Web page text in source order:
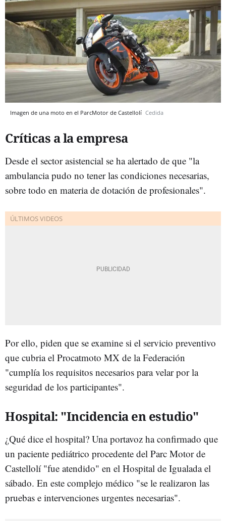
Imagen de una moto en el ParcMotor de Castellolí Cedida
Críticas a la empresa
Desde el sector asistencial se ha alertado de que "la
ambulancia pudo no tener las condiciones necesarias,
sobre todo en materia de dotación de profesionales".
Por ello, piden que se examine si el servicio preventivo
que cubria el Procatmoto MX de la Federación
"cumplía los requisitos necesarios para velar por la
seguridad de los participantes".
Hospital: "Incidencia en estudio"
¿Qué dice el hospital? Una portavoz ha confirmado que
un paciente pediátrico procedente del Parc Motor de
Castellolí "fue atendido" en el Hospital de Igualada el
sábado. En este complejo médico "se le realizaron las
pruebas e intervenciones urgentes necesarias".